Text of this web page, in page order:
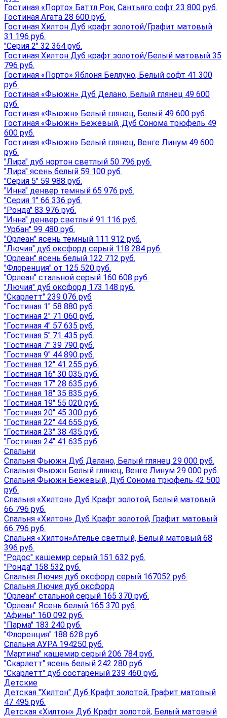
Гостиная «Порто» Баттл Рок, Сантьяго софт 23 800 руб.
Гостиная Агата 28 600 руб.
Гостиная Хилтон Дуб крафт золотой/Графит матовый
31 196 руб.
"Серия 2" 32 364 руб.
Гостиная Хилтон Дуб крафт золотой/Белый матовый 35
796 руб.
Гостиная «Порто» Яблоня Беллуно, Белый софт 41 300
руб.
Гостиная «Фьюжн» Дуб Делано, Белый глянец 49 600
руб.
Гостиная «Фьюжн» Белый глянец, Белый 49 600 руб.
Гостиная «Фьюжн» Бежевый, Дуб Сонома трюфель 49
600 руб.
Гостиная «Фьюжн» Белый глянец, Венге Линум 49 600
руб.
"Лира" дуб нортон светлый 50 796 руб.
"Лира" ясень белый 59 100 руб.
"Серия 5" 59 988 руб.
"Инна" денвер темный 65 976 руб.
"Серия 1" 66 336 руб.
"Ронда" 83 976 руб.
"Инна" денвер светлый 91 116 руб.
"Урбан" 99 480 руб.
"Орлеан" ясень тёмный 111 912 руб.
"Лючия" дуб оксфорд серый 118 284 руб.
"Орлеан" ясень белый 122 712 руб.
"Флоренция" от 125 520 руб.
"Орлеан" стальной серый 160 608 руб.
"Лючия" дуб оксфорд 173 148 руб.
"Скарлетт" 239 076 руб
"Гостиная 1" 58 880 руб.
"Гостиная 2" 71 060 руб.
"Гостиная 4" 57 635 руб.
"Гостиная 5" 71 435 руб.
"Гостиная 7" 39 790 руб.
"Гостиная 9" 44 890 руб.
"Гостиная 12" 41 255 руб.
"Гостиная 16" 30 035 руб.
"Гостиная 17" 28 635 руб.
"Гостиная 18" 35 835 руб.
"Гостиная 19" 55 020 руб.
"Гостиная 20" 45 300 руб.
"Гостиная 22" 44 655 руб.
"Гостиная 23" 38 435 руб.
"Гостиная 24" 41 635 руб.
Спальни
Спальня Фьюжн Дуб Делано, Белый глянец 29 000 руб.
Спальня Фьюжн Белый глянец, Венге Линум 29 000 руб.
Спальня Фьюжн Бежевый, Дуб Сонома трюфель 42 500
руб.
Спальня «Хилтон» Дуб Крафт золотой, Белый матовый
66 796 руб.
Спальня «Хилтон» Дуб Крафт золотой, Графит матовый
66 796 руб.
Спальня «Хилтон»Ателье светлый, Белый матовый 68
396 руб.
"Родос" кашемир серый 151 632 руб.
"Ронда" 158 532 руб.
Спальня Лючия дуб оксфорд серый 167052 руб.
Спальня Лючия дуб оксфорд
"Орлеан" стальной серый 165 370 руб.
"Орлеан" Ясень белый 165 370 руб.
"Афины" 160 092 руб.
"Парма" 183 240 руб.
"Флоренция" 188 628 руб.
Спальня АУРА 194250 руб.
"Мартина" кашемир серый 206 784 руб.
"Скарлетт" ясень белый 242 280 руб.
"Скарлетт" дуб состареный 239 460 руб.
Детские
Детская "Хилтон" Дуб Крафт золотой, Графит матовый
47 495 руб.
Детская «Хилтон» Дуб Крафт золотой, Белый матовый